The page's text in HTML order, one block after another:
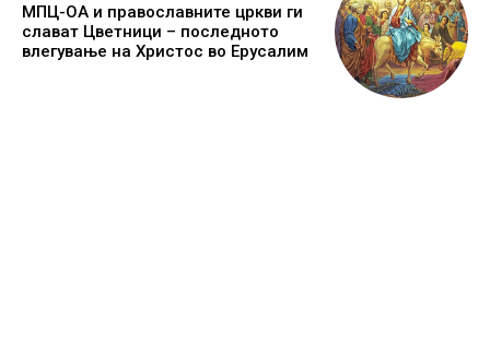
МПЦ-ОА и православните цркви ги
слават Цветници – последното
влегување на Христос во Ерусалим